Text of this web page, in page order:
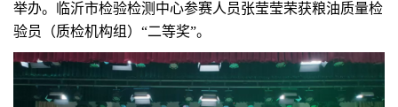
举办。临沂市检验检测中心参赛人员张莹莹荣获粮油质量检
验员（质检机构组）“二等奖”。